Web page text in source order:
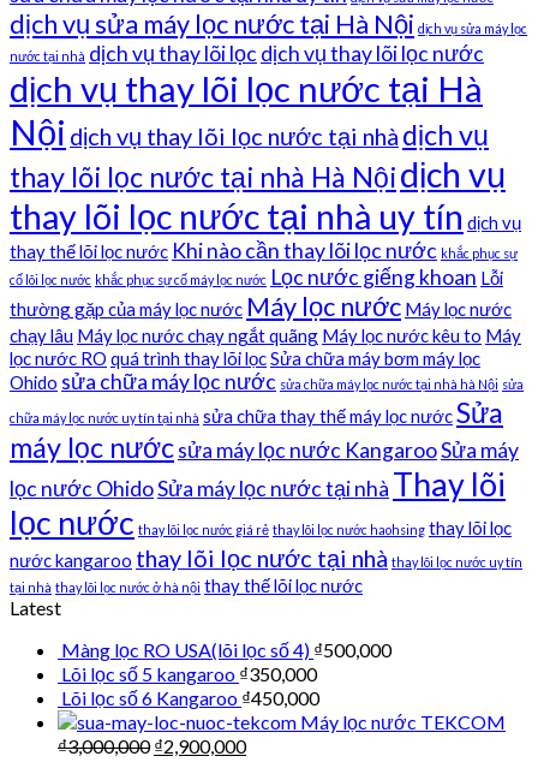
dịch vụ sửa máy lọc nước tại Hà Nội dịch vụ sửa máy lọc
nước tại nhà dịch vụ thay lõi lọc dịch vụ thay lõi lọc nước
dịch vụ thay lõi lọc nước tại Hà
Nội dịch vụ thay lõi lọc nước tại nhà dịch vụ
thay lõi lọc nước tại nhà Hà Nộidịch vụ
thay lõi lọc nước tại nhà uy tín dịch vụ
thay thế lõi lọc nước Khi nào cần thay lõi lọc nước khắc phục sự
cố lõi lọc nước khắc phục sự cố máy lọc nước Lọc nước giếng khoan Lỗi
thường gặp của máy lọc nước Máy lọc nước Máy lọc nước
chạy lâu Máy lọc nước chạy ngắt quãng Máy lọc nước kêu to Máy
lọc nước RO quá trình thay lõi lọcSửa chữa máy bơm máy lọc
Ohido sửa chữa máy lọc nước sửa chữa máy lọc nước tại nhà hà Nội sửa
chữa máy lọc nước uy tín tại nhà sửa chữa thay thế máy lọc nướcSửa
máy lọc nướcsửa máy lọc nước KangarooSửa máy
lọc nước OhidoSửa máy lọc nước tại nhà Thay lõi
lọc nước thay lõi lọc nước giá rẻ thay lõi lọc nước haohsing thay lõi lọc
nước kangaroo thay lõi lọc nước tại nhà thay lõi lọc nước uy tín
tại nhà thay lõi lọc nước ở hà nội thay thế lõi lọc nước
Latest
Màng lọc RO USA(lõi lọc số 4) ₫500,000
Lõi lọc số 5 kangaroo ₫350,000
Lõi lọc số 6 Kangaroo ₫450,000
Máy lọc nước TEKCOM
₫3,000,000 ₫2,900,000